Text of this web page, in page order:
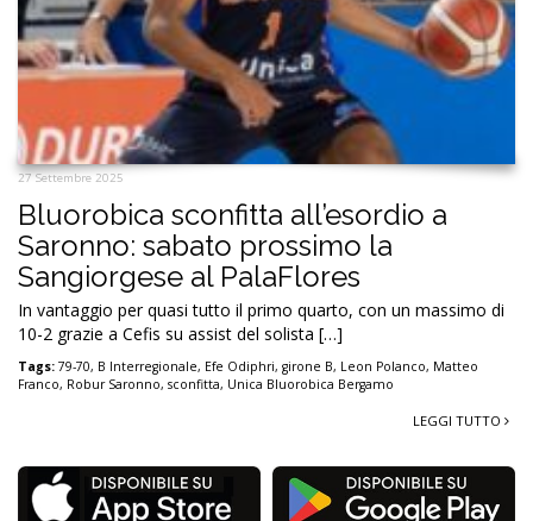
27 Settembre 2025
Bluorobica sconfitta all’esordio a
Saronno: sabato prossimo la
Sangiorgese al PalaFlores
In vantaggio per quasi tutto il primo quarto, con un massimo di
10-2 grazie a Cefis su assist del solista […]
Tags: 79-70, B Interregionale, Efe Odiphri, girone B, Leon Polanco, Matteo
Franco, Robur Saronno, sconfitta, Unica Bluorobica Bergamo
LEGGI TUTTO